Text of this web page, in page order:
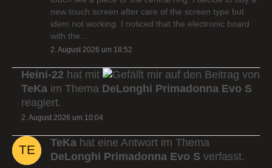
new touch screen after care of the screen type but
idem not working. I noticed that the electronic board
with the…
2. August 2026 um 18:52
Heini-22 hat mit
auf den Beitrag von
TeKa im Thema DeLonghi Primadonna Evo S
reagiert.
2. August 2026 um 10:04
TeKa hat eine Antwort im Thema
DeLonghi Primadonna Evo S verfasst.